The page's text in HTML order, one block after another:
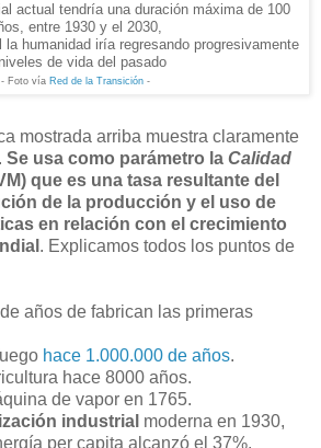
actual tendría una duración máxima de 100
entre 1930 y el 2030,
humanidad iría regresando progresivamente
de vida del pasado
- Foto vía Red de la Transición -
mostrada arriba muestra claramente
Se usa como parámetro la Calidad
que es una tasa resultante del
de la producción y el uso de
en relación con el crecimiento
. Explicamos todos los puntos de
años de fabrican las primeras
hace 1.000.000 de años.
hace 8000 años.
de vapor en 1765.
industrial moderna en 1930,
per capita alcanzó el 37%.